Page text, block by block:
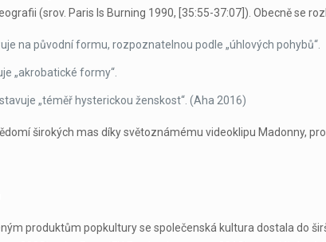
(srov. Paris Is Burning 1990, [35:55-37:07]). Obecně se
na původní formu, rozpoznatelnou podle „úhlových pohybů“.
„akrobatické formy“.
„téměř hysterickou ženskost“. (Aha 2016)
širokých mas díky světoznámému videoklipu Madonny,
produktům popkultury se společenská kultura dostala do